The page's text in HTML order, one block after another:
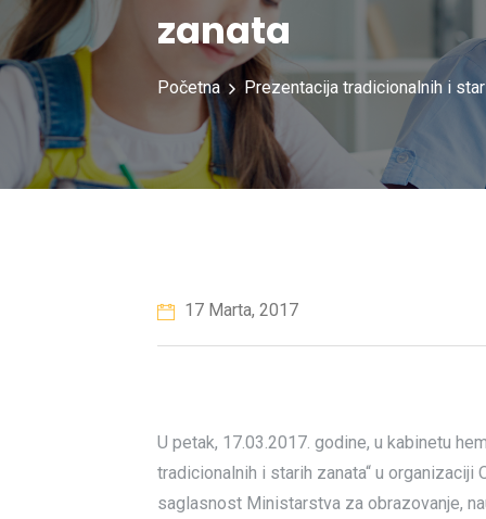
zanata
Početna Prezentacija tradicionalnih i
17 Marta, 2017
U petak, 17.03.2017. godine, u kabinetu
tradicionalnih i starih zanata“ u
saglasnost Ministarstva za obrazovanje,